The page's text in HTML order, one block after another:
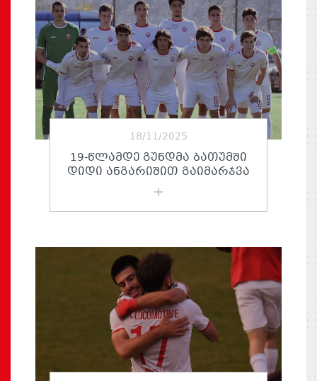
18/11/2025
19-ᲬᲚᲐᲛᲓᲔ ᲒᲣᲜᲓᲛᲐ ᲑᲐᲗᲣᲛᲨᲘ
ᲓᲘᲓᲘ ᲐᲜᲒᲐᲠᲘᲨᲘᲗ ᲒᲐᲘᲛᲐᲠᲯᲕᲐ